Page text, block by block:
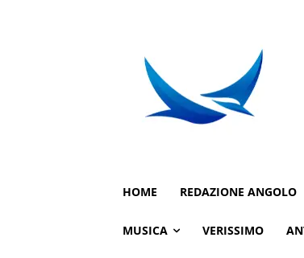
HOME REDAZIONE ANGOLO
MUSICA VERISSIMO